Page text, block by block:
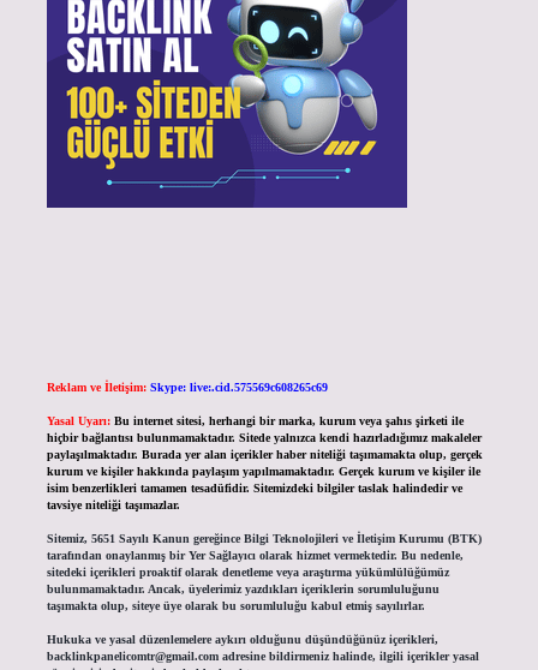
Reklam ve İletişim: Skype: live:.cid.575569c608265c69
Yasal Uyarı: Bu internet sitesi, herhangi bir marka, kurum veya şahıs şirketi ile
hiçbir bağlantısı bulunmamaktadır. Sitede yalnızca kendi hazırladığımız makaleler
paylaşılmaktadır. Burada yer alan içerikler haber niteliği taşımamakta olup, gerçek
kurum ve kişiler hakkında paylaşım yapılmamaktadır. Gerçek kurum ve kişiler ile
isim benzerlikleri tamamen tesadüfidir. Sitemizdeki bilgiler taslak halindedir ve
tavsiye niteliği taşımazlar.
Sitemiz, 5651 Sayılı Kanun gereğince Bilgi Teknolojileri ve İletişim Kurumu (BTK)
tarafından onaylanmış bir Yer Sağlayıcı olarak hizmet vermektedir. Bu nedenle,
sitedeki içerikleri proaktif olarak denetleme veya araştırma yükümlülüğümüz
bulunmamaktadır. Ancak, üyelerimiz yazdıkları içeriklerin sorumluluğunu
taşımakta olup, siteye üye olarak bu sorumluluğu kabul etmiş sayılırlar.
Hukuka ve yasal düzenlemelere aykırı olduğunu düşündüğünüz içerikleri,
backlinkpanelicomtr@gmail.comadresine bildirmeniz halinde, ilgili içerikler yasal